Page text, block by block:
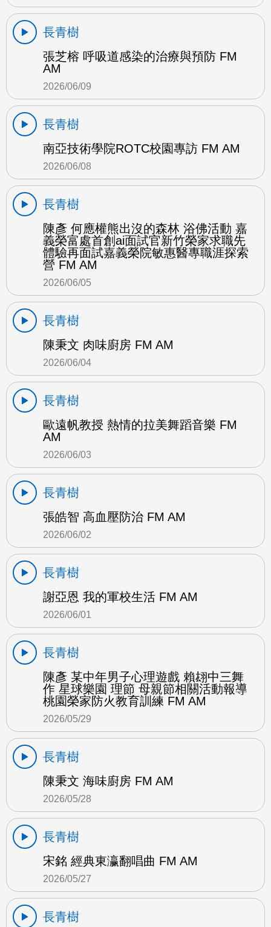
長青樹
張芝榕 呼吸道感染的治療與預防 FM
AM
2026/06/09
長青樹
南亞技術學院ROTC校園專訪 FM AM
2026/06/08
長青樹
陳彥 何應權熊出沒的森林 浴佛活動 嘉
義榮富處首創ai面試官新竹榮家求職先
體驗再面試嘉義榮院敏惠醫專職涯探索
營 FM AM
2026/06/05
長青樹
陳秉文 肉味廚房 FM AM
2026/06/04
長青樹
歐遠帆教授 熱情的拉美舞蹈音樂 FM
AM
2026/06/03
長青樹
張皓智 高血壓防治 FM AM
2026/06/02
長青樹
謝亞恩 我的軍校生活 FM AM
2026/06/01
長青樹
陳彥 某中年男子心理遊戲 賴翃中三舞
作 星球樂園 理節 母親節相關活動報導
桃園榮家防火教育訓練 FM AM
2026/05/29
長青樹
陳秉文 海味廚房 FM AM
2026/05/28
長青樹
宋銘 經典東瀛翻唱曲 FM AM
2026/05/27
長青樹